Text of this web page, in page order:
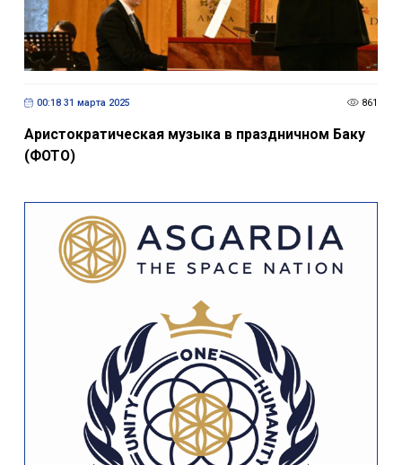
00:18 31 марта 2025 861
Аристократическая музыка в праздничном Баку
(ФОТО)